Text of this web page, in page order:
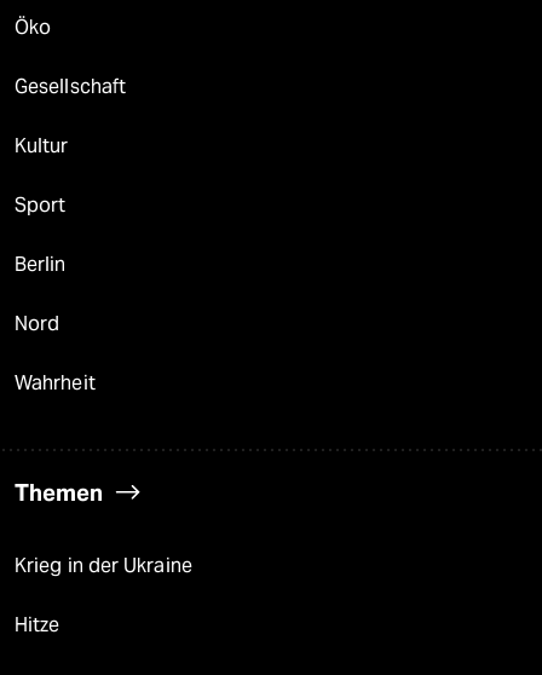
Öko
Gesellschaft
Kultur
Sport
Berlin
Nord
Wahrheit
Themen
Krieg in der Ukraine
Hitze